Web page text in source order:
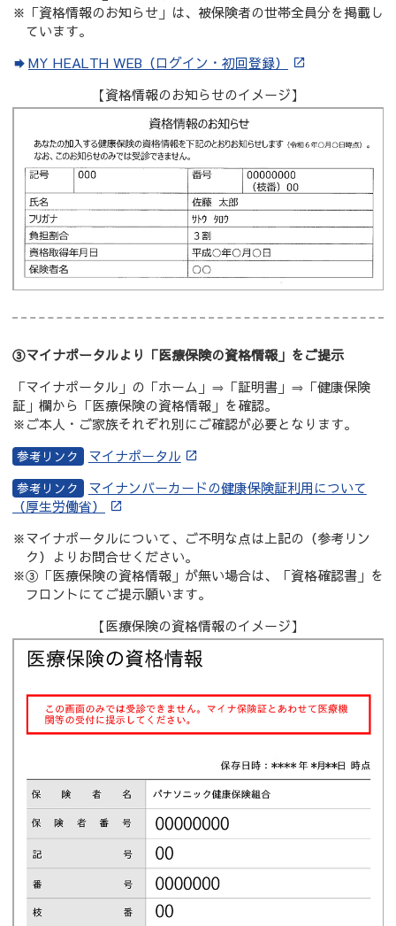
※「資格情報のお知らせ」は、被保険者の世帯全員分を掲載し
ています。
MY HEALTH WEB（ログイン・初回登録）
【資格情報のお知らせのイメージ】
③マイナポータルより「医療保険の資格情報」をご提示
「マイナポータル」の「ホーム」⇒「証明書」⇒「健康保険
証」欄から「医療保険の資格情報」を確認。
※ご本人・ご家族それぞれ別にご確認が必要となります。
マイナポータル
マイナンバーカードの健康保険証利用について
（厚生労働省）
※マイナポータルについて、ご不明な点は上記の（参考リン
ク）よりお問合せください。
※③「医療保険の資格情報」が無い場合は、「資格確認書」を
フロントにてご提示願います。
【医療保険の資格情報のイメージ】